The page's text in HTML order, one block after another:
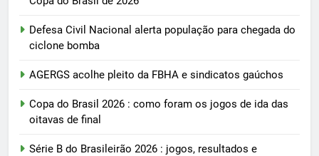
Defesa Civil Nacional alerta população para chegada do
ciclone bomba
AGERGS acolhe pleito da FBHA e sindicatos gaúchos
Copa do Brasil 2026 : como foram os jogos de ida das
oitavas de final
Série B do Brasileirão 2026 : jogos, resultados e